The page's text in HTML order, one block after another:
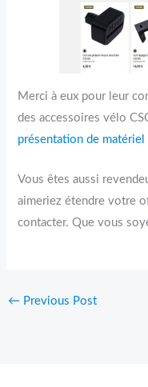
Merci à eux pour leur
des accessoires vélo
présentation de
Vous êtes aussi
aimeriez étendre votre
contacter. Que vous
← Previous Post